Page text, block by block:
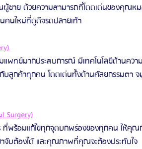
ย ด้วยความสามารถที่โดดเด่นของคุณหมอ
คนใหม่ที่ดูดีจรดปลายเท้า
แพทย์มากประสบการณ์ มีเทคโนโลยีด้านคว
ลูกค้าทุกคน โดดเด่นทั้งด้านศัลยกรรมตา
Surgery)
ที่พร้อมแก้ไขทุกจุดบกพร่องของทุกคน ให้คุ
จับต้องไดั และคุณภาพที่คุณจะต้องประทับใจ